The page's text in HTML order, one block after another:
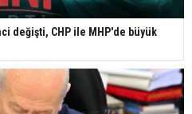
değişti, CHP ile MHP'de büyük